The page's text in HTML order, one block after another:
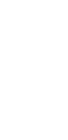
par an.
an
site